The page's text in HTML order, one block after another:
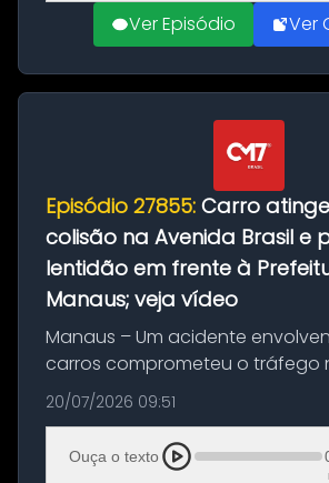
Ver Episódio Ver
Episódio 27855: Carro
colisão na Avenida Brasil e
lentidão em frente à
Manaus; veja vídeo
Manaus – Um acidente
carros comprometeu o tráfego
Brasil durante a manhã desta
(20), em frente ao complexo da
Manaus, na Zona Oeste. A batida
20/07/2026 09:51
Ouça o texto